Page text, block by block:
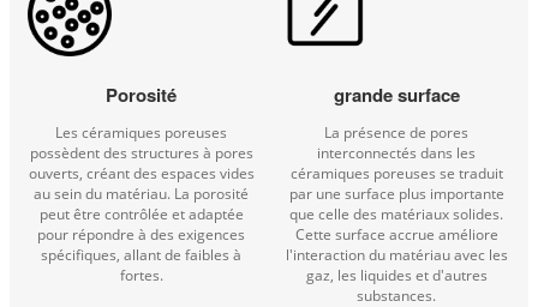
Porosité
Les céramiques poreuses
possèdent des structures à pores
ouverts, créant des espaces vides
au sein du matériau. La porosité
peut être contrôlée et adaptée
pour répondre à des exigences
spécifiques, allant de faibles à
fortes.
grande surface
La présence de pores
interconnectés dans les
céramiques poreuses se traduit
par une surface plus importante
que celle des matériaux solides.
Cette surface accrue améliore
l'interaction du matériau avec les
gaz, les liquides et d'autres
substances.